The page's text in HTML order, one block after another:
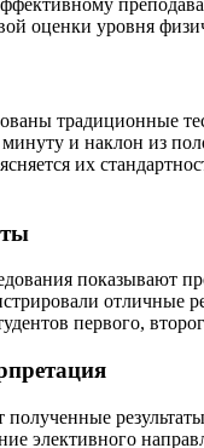
оценки уровня
традиционные
и наклон из
их
показывают
отличные
первого,
элективного